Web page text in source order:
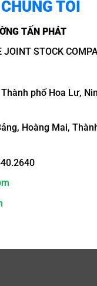
TÔI
TẤN PHÁT
JOINT STOCK
phố Hoa Lư,
Hoàng Mai,